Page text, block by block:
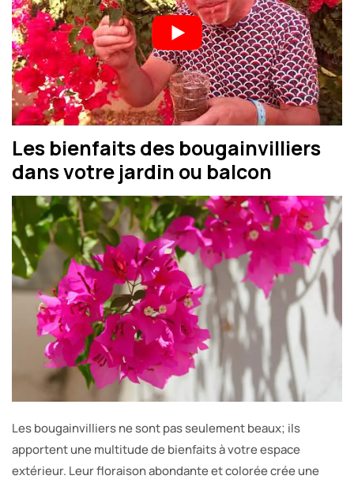
Les bienfaits des bougainvilliers
dans votre jardin ou balcon
Les bougainvilliers ne sont pas seulement beaux; ils
apportent une multitude de bienfaits à votre espace
extérieur. Leur floraison abondante et colorée crée une